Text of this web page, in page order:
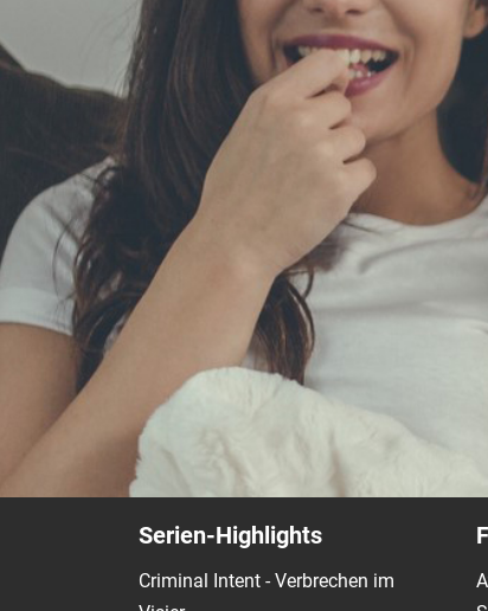
Serien-Highlights
Criminal Intent - Verbrechen im